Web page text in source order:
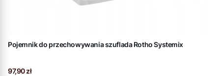
Pojemnik do przechowywania szuflada Rotho Systemix
Cena
97,90 zł